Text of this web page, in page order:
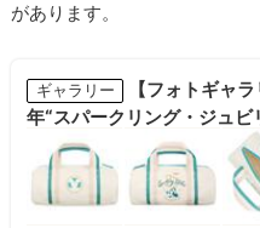
があります。
ギャラリー
【フォトギャ
年“スパークリング・ジュ